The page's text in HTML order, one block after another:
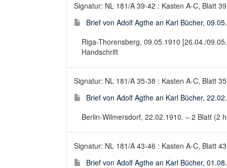
Signatur: NL 181/A 39-42 : Kasten A-C, Blatt
Brief von Adolf Agthe an Karl Bücher,
Riga-Thorensberg, 09.05.1910 [26.04./
Handschrift
Signatur: NL 181/A 35-38 : Kasten A-C, Blatt
Brief von Adolf Agthe an Karl Bücher,
Berlin-Wilmersdorf, 22.02.1910. – 2 Blatt (2
Signatur: NL 181/A 43-46 : Kasten A-C, Blatt
Brief von Adolf Agthe an Karl Bücher,